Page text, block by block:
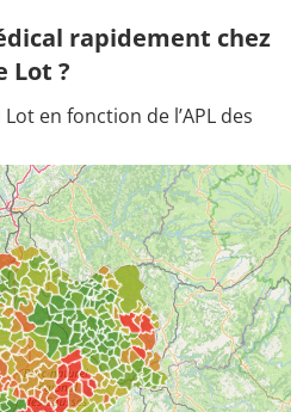
rapidement chez
Lot ?
en fonction de l’APL des